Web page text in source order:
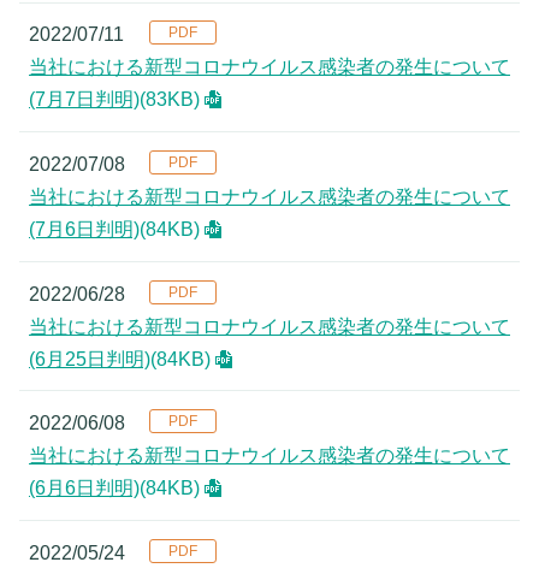
2022/07/11
当社における新型コロナウイルス感染者の発生について
(7月7日判明)(83KB)
2022/07/08
当社における新型コロナウイルス感染者の発生について
(7月6日判明)(84KB)
2022/06/28
当社における新型コロナウイルス感染者の発生について
(6月25日判明)(84KB)
2022/06/08
当社における新型コロナウイルス感染者の発生について
(6月6日判明)(84KB)
2022/05/24